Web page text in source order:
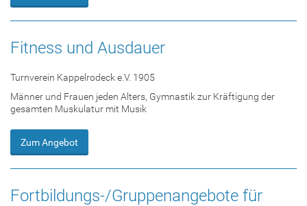
Fitness und Ausdauer
Turnverein Kappelrodeck e.V. 1905
Männer und Frauen jeden Alters, Gymnastik zur Kräftigung der
gesamten Muskulatur mit Musik
Zum Angebot
Fortbildungs-/Gruppenangebote für